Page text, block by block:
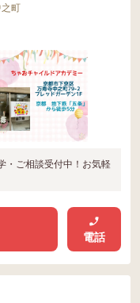
町
・ご相談受付中！お気軽
電話